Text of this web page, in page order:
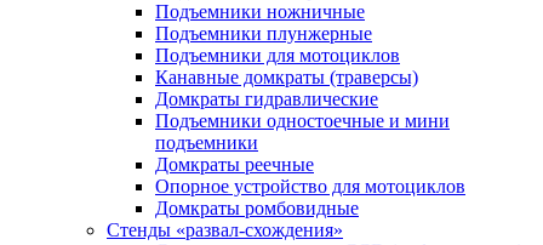
Подъемники ножничные
Подъемники плунжерные
Подъемники для мотоциклов
Канавные домкраты (траверсы)
Домкраты гидравлические
Подъемники одностоечные и мини
подъемники
Домкраты реечные
Опорное устройство для мотоциклов
Домкраты ромбовидные
Стенды «развал-схождения»